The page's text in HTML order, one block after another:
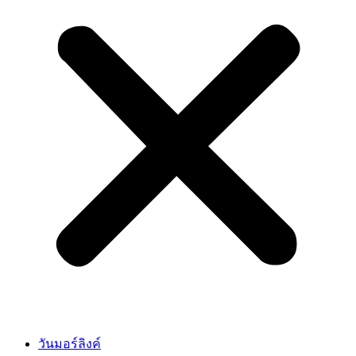
วันมอร์ลิงค์